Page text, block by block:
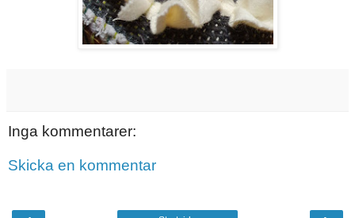
Inga kommentarer:
Skicka en kommentar